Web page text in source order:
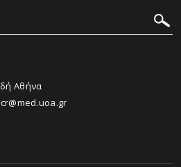
Αθήνα